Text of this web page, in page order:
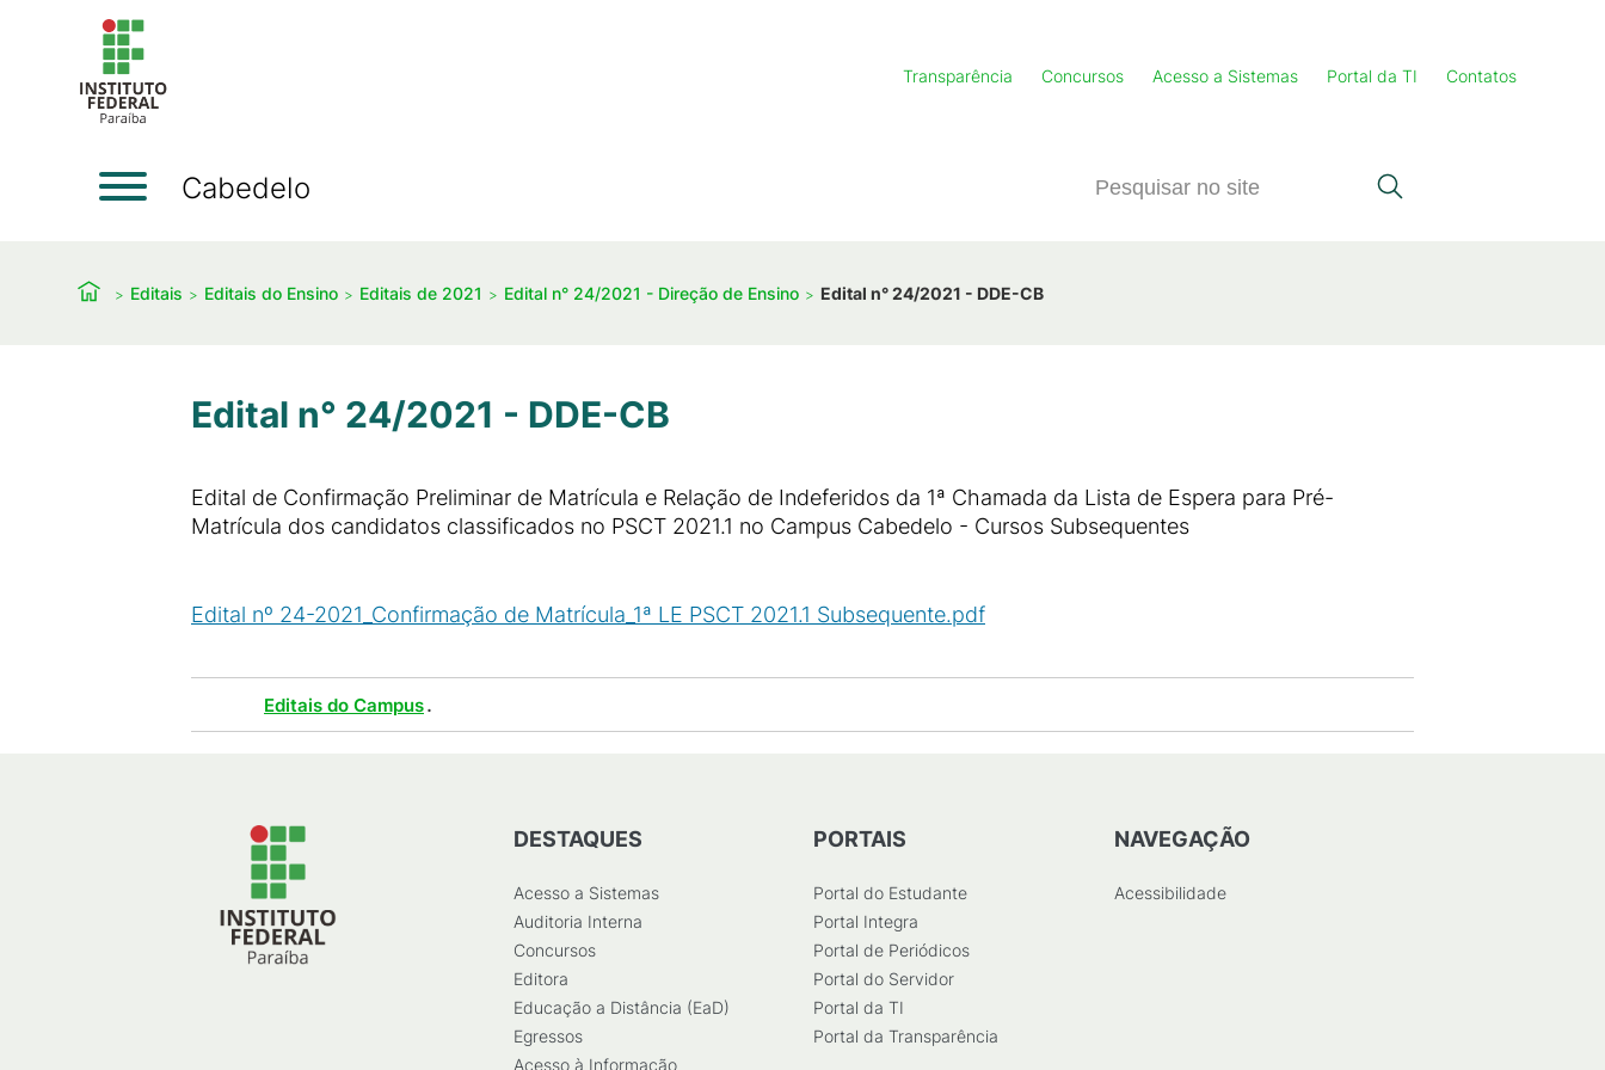
Transparência Concursos Acesso a Sistemas Portal da TI Contatos
Cabedelo
Editais Editais do Ensino Editais de 2021 Edital n° 24/2021 - Direção de Ensino Edital n° 24/2021 - DDE-CB
Edital n° 24/2021 - DDE-CB
Edital de Confirmação Preliminar de Matrícula e Relação de Indeferidos da 1ª Chamada da Lista de Espera para Pré-
Matrícula dos candidatos classificados no PSCT 2021.1 no Campus Cabedelo - Cursos Subsequentes
Edital nº 24-2021_Confirmação de Matrícula_1ª LE PSCT 2021.1 Subsequente.pdf
Editais do Campus.
DESTAQUES
Acesso a Sistemas
Auditoria Interna
Concursos
Editora
Educação a Distância (EaD)
Egressos
Acesso à Informação
PORTAIS
Portal do Estudante
Portal Integra
Portal de Periódicos
Portal do Servidor
Portal da TI
Portal da Transparência
NAVEGAÇÃO
Acessibilidade